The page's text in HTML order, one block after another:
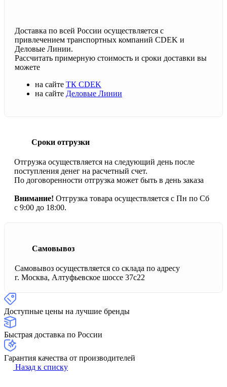
Доставка по всей России осуществляется с
привлечением транспортных компаний CDEK и
Деловые Линии.
Рассчитать примерную стоимость и сроки доставки вы
можете
на сайте ТК CDEK
на сайте Деловые Линии
Сроки отгрузки
Отгрузка осуществляется на следующий день после
поступления денег на расчетный счет.
По договоренности отгрузка может быть в день заказа
Внимание! Отгрузка товара осуществляется с Пн по Сб
с 9:00 до 18:00.
Самовывоз
Самовывоз осуществляется со склада по адресу
г. Москва, Алтуфьевское шоссе 37с22
Доступные цены на лучшие бренды
Быстрая доставка по России
Гарантия качества от производителей
Назад к списку